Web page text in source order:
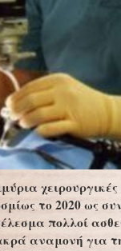
το 2020 ως
πολλοί
αναμονή για